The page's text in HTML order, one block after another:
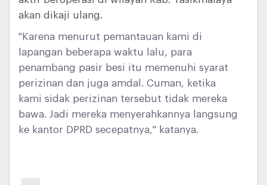
akan dikaji ulang.
"Karena menurut pemantauan kami di
lapangan beberapa waktu lalu, para
penambang pasir besi itu memenuhi syarat
perizinan dan juga amdal. Cuman, ketika
kami sidak perizinan tersebut tidak mereka
bawa. Jadi mereka menyerahkannya langsung
ke kantor DPRD secepatnya," katanya.